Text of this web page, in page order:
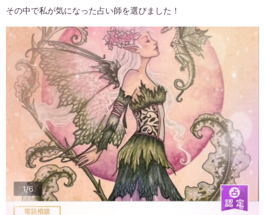
その中で私が気になった占い師を選びました！